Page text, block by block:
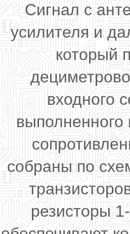
Сигнал с
усилителя и
который
входного
собраны по
резисторы